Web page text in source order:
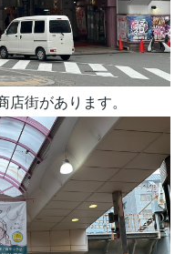
街があります。